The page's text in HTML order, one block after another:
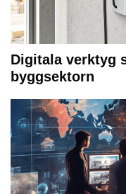
Digitala verktyg
byggsektorn